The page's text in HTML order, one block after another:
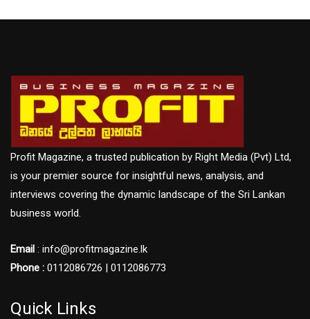
Profit Magazine, a trusted publication by Right Media (Pvt) Ltd,
is your premier source for insightful news, analysis, and
interviews covering the dynamic landscape of the Sri Lankan
business world.
Email : info@profitmagazine.lk
Phone : 0112086726 | 0112086773
Quick Links